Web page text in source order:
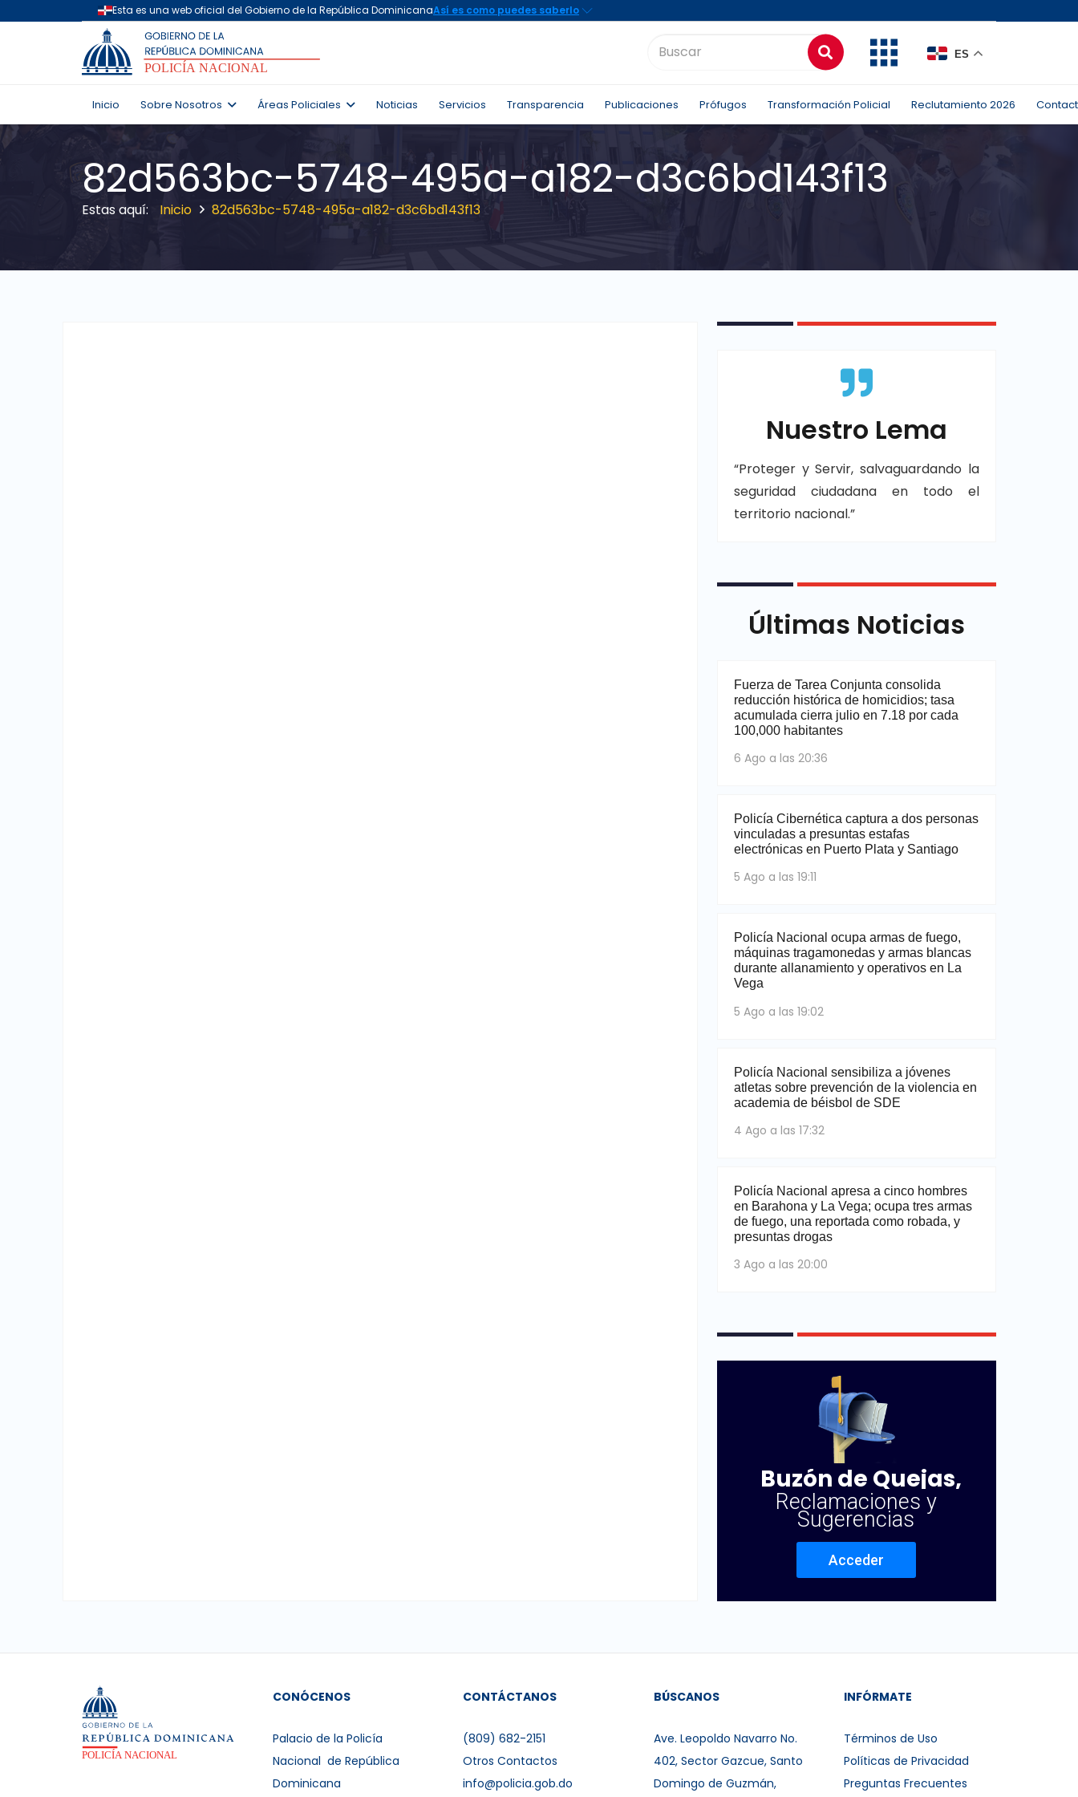
ES
Inicio Sobre Nosotros Áreas Policiales Noticias Servicios Transparencia Publicaciones Prófugos Transformación Policial Reclutamiento 2026
82d563bc-5748-495a-a182-d3c6bd143f13
Inicio 82d563bc-5748-495a-a182-d3c6bd143f13
Nuestro Lema
“Proteger y Servir, salvaguardando la
seguridad ciudadana en todo el
territorio nacional.”
Últimas Noticias
Fuerza de Tarea Conjunta consolida
reducción histórica de homicidios; tasa
acumulada cierra julio en 7.18 por cada
100,000 habitantes
6 Ago a las 20:36
Policía Cibernética captura a dos personas
vinculadas a presuntas estafas
electrónicas en Puerto Plata y Santiago
5 Ago a las 19:11
Policía Nacional ocupa armas de fuego,
máquinas tragamonedas y armas blancas
durante allanamiento y operativos en La
Vega
5 Ago a las 19:02
Policía Nacional sensibiliza a jóvenes
atletas sobre prevención de la violencia en
academia de béisbol de SDE
4 Ago a las 17:32
Policía Nacional apresa a cinco hombres
en Barahona y La Vega; ocupa tres armas
de fuego, una reportada como robada, y
presuntas drogas
3 Ago a las 20:00
Buzón de Quejas,
Reclamaciones y
Sugerencias
Acceder
CONÓCENOS
Palacio de la Policía
Nacional de República
Dominicana
CONTÁCTANOS
(809) 682-2151
Otros Contactos
info@policia.gob.do
BÚSCANOS
Ave. Leopoldo Navarro No.
402, Sector Gazcue, Santo
Domingo de Guzmán,
INFÓRMATE
Términos de Uso
Políticas de Privacidad
Preguntas Frecuentes